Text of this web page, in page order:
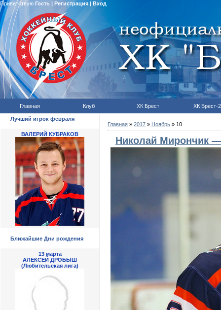
Приветствую Гость | Регистрация| Вход
Главная Клуб ХК Брест ХК Брест-2
Лучший игрок февраля
ВАЛЕРИЙ КУБРАКОВ
Ближайшие Дни рождения
13 марта
АЛЕКСЕЙ ДРОБЫШ
(Любительская лига)
Главная » 2017 » Ноябрь » 10
Николай Мирончик